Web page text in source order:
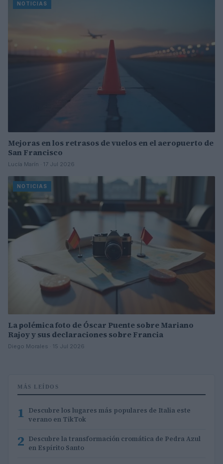
NOTICIAS
Mejoras en los retrasos de vuelos en el aeropuerto de
San Francisco
Lucía Marín · 17 Jul 2026
NOTICIAS
La polémica foto de Óscar Puente sobre Mariano
Rajoy y sus declaraciones sobre Francia
Diego Morales · 15 Jul 2026
MÁS LEÍDOS
1 Descubre los lugares más populares de Italia este
verano en TikTok
2 Descubre la transformación cromática de Pedra Azul
en Espírito Santo